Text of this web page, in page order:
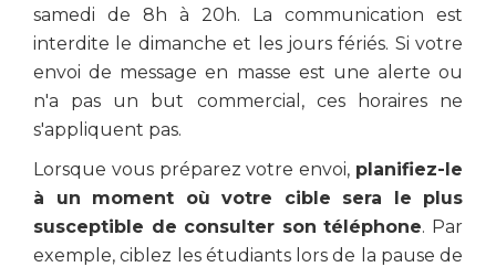
samedi de 8h à 20h. La communication est
interdite le dimanche et les jours fériés. Si votre
envoi de message en masse est une alerte ou
n'a pas un but commercial, ces horaires ne
s'appliquent pas.
Lorsque vous préparez votre envoi, planifiez-le
à un moment où votre cible sera le plus
susceptible de consulter son téléphone. Par
exemple, ciblez les étudiants lors de la pause de